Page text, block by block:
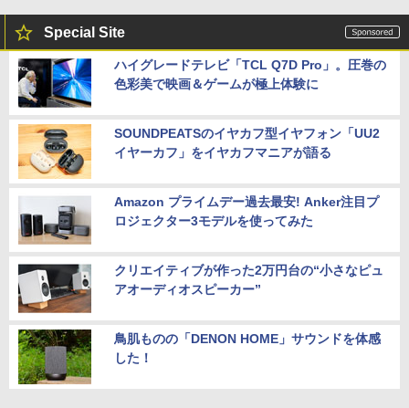
Special Site
ハイグレードテレビ「TCL Q7D Pro」。圧巻の
色彩美で映画＆ゲームが極上体験に
SOUNDPEATSのイヤカフ型イヤフォン「UU2
イヤーカフ」をイヤカフマニアが語る
Amazon プライムデー過去最安! Anker注目プ
ロジェクター3モデルを使ってみた
クリエイティブが作った2万円台の“小さなピュ
アオーディオスピーカー”
鳥肌ものの「DENON HOME」サウンドを体感
した！